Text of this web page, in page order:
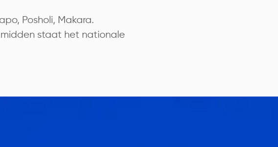
Posholi, Makara.
midden staat het nationale